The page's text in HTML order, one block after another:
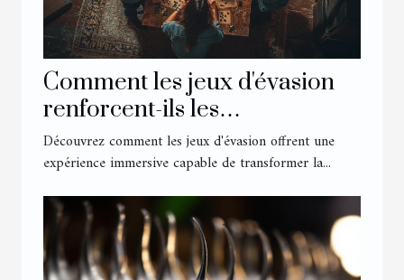
Comment les jeux d'évasion
renforcent-ils les
compétences en équipe ?
Découvrez comment les jeux d'évasion offrent une
expérience immersive capable de transformer la...